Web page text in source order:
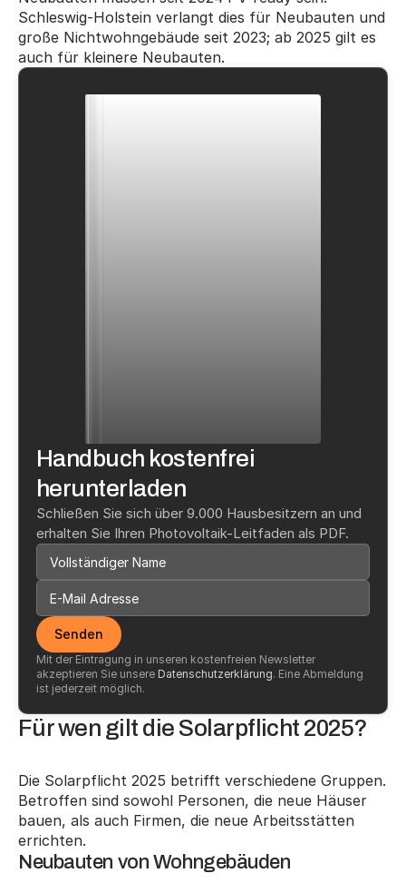
Schleswig-Holstein verlangt dies für Neubauten und
große Nichtwohngebäude seit 2023; ab 2025 gilt es
auch für kleinere Neubauten.
Handbuch kostenfrei
herunterladen
Schließen Sie sich über 9.000 Hausbesitzern an und
erhalten Sie Ihren Photovoltaik-Leitfaden als PDF.
Senden
Mit der Eintragung in unseren kostenfreien Newsletter
akzeptieren Sie unsere Datenschutzerklärung. Eine Abmeldung
ist jederzeit möglich.
Für wen gilt die Solarpflicht 2025?
Die Solarpflicht 2025 betrifft verschiedene Gruppen.
Betroffen sind sowohl Personen, die neue Häuser
bauen, als auch Firmen, die neue Arbeitsstätten
errichten.
Neubauten von Wohngebäuden